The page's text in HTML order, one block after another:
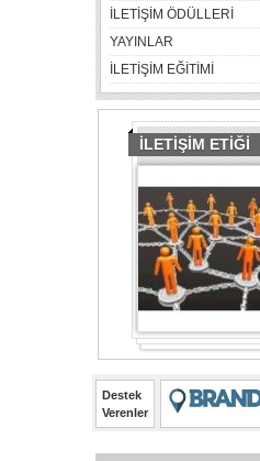
İLETİŞİM ÖDÜLLERİ
YAYINLAR
İLETİŞİM EĞİTİMİ
İLETİŞİM ETİĞİ
Destek
Verenler